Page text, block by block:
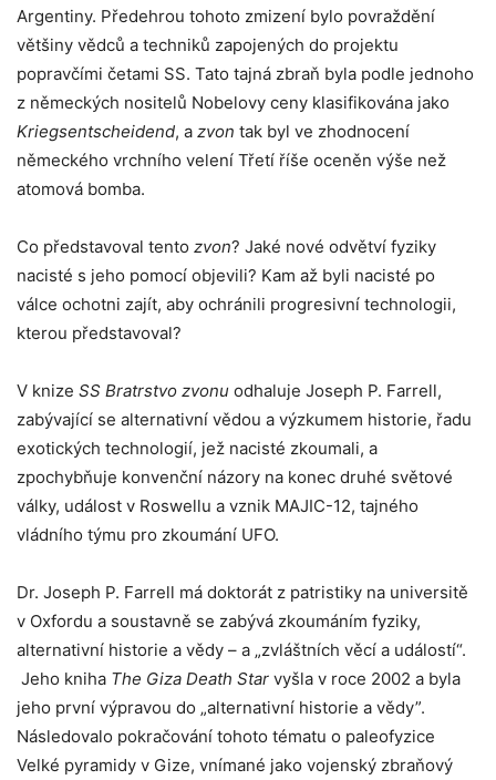
Argentiny. Předehrou tohoto zmizení bylo povraždění
většiny vědců a techniků zapojených do projektu
popravčími četami SS. Tato tajná zbraň byla podle jednoho
z německých nositelů Nobelovy ceny klasifikována jako
Kriegsentscheidend, a zvon tak byl ve zhodnocení
německého vrchního velení Třetí říše oceněn výše než
atomová bomba.
Co představoval tento zvon? Jaké nové odvětví fyziky
nacisté s jeho pomocí objevili? Kam až byli nacisté po
válce ochotni zajít, aby ochránili progresivní technologii,
kterou představoval?
V knize SS Bratrstvo zvonu odhaluje Joseph P. Farrell,
zabývající se alternativní vědou a výzkumem historie, řadu
exotických technologií, jež nacisté zkoumali, a
zpochybňuje konvenční názory na konec druhé světové
války, událost v Roswellu a vznik MAJIC-12, tajného
vládního týmu pro zkoumání UFO.
Dr. Joseph P. Farrell má doktorát z patristiky na universitě
v Oxfordu a soustavně se zabývá zkoumáním fyziky,
alternativní historie a vědy – a „zvláštních věcí a událostí“.
Jeho kniha The Giza Death Star vyšla v roce 2002 a byla
jeho první výpravou do „alternativní historie a vědy”.
Následovalo pokračování tohoto tématu o paleofyzice
Velké pyramidy v Gize, vnímané jako vojenský zbraňový